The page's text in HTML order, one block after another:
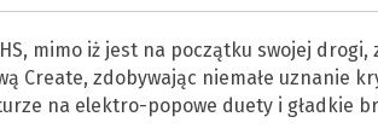
mimo iż jest na początku swojej
Create, zdobywając niemałe uznanie
na elektro-popowe duety i gładkie